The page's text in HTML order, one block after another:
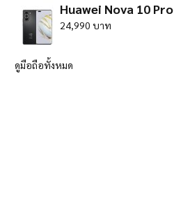
Huawei Nova 10 Pro
24,990 บาท
ดูมือถือทั้งหมด